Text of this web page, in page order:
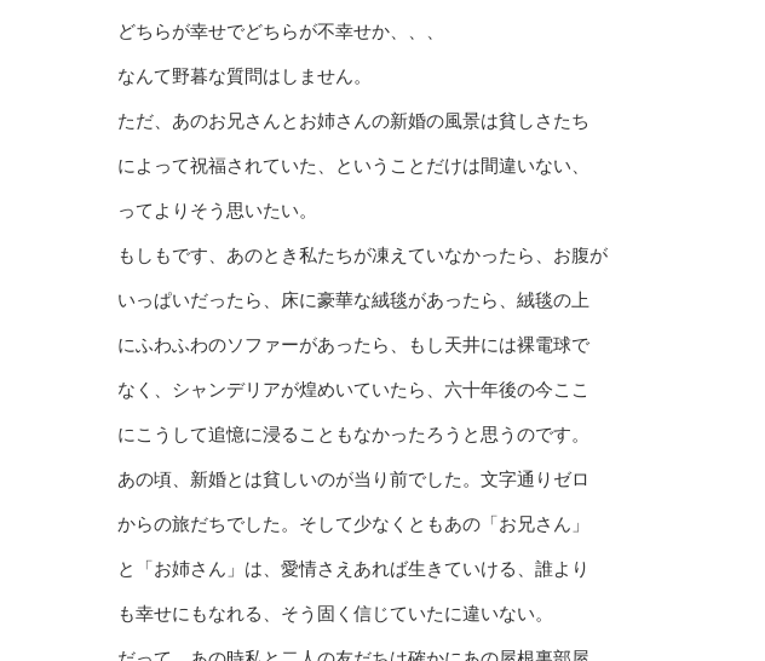
どちらが幸せでどちらが不幸せか、、、
なんて野暮な質問はしません。
ただ、あのお兄さんとお姉さんの新婚の風景は貧しさたち
によって祝福されていた、ということだけは間違いない、
ってよりそう思いたい。
もしもです、あのとき私たちが凍えていなかったら、お腹が
いっぱいだったら、床に豪華な絨毯があったら、絨毯の上
にふわふわのソファーがあったら、もし天井には裸電球で
なく、シャンデリアが煌めいていたら、六十年後の今ここ
にこうして追憶に浸ることもなかったろうと思うのです。
あの頃、新婚とは貧しいのが当り前でした。文字通りゼロ
からの旅だちでした。そして少なくともあの「お兄さん」
と「お姉さん」は、愛情さえあれば生きていける、誰より
も幸せにもなれる、そう固く信じていたに違いない。